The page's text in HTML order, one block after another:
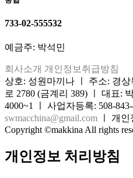
733-02-555532
예금주: 박석민
회사소개 개인정보취급방침
상호: 성원마끼나 ㅣ 주소: 경
로 2780 (금계리 389) ㅣ 대표:
4000~1 ㅣ 사업자등록: 508-
swmacchina@gmail.com ㅣ 개
Copyright ©makkina All rights
개인정보 처리방침